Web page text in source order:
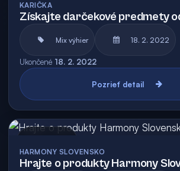
KARIČKA
Získajte darčekové predmety
Mix výhier 18. 2. 2022
Ukončené 18. 2. 2022
Pozrieť detail
HARMONY SLOVENSKO
Hrajte o produkty Harmony